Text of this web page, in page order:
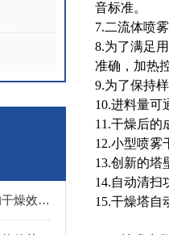
如何提升上海喷雾干燥机的干燥效率与产品质量
音标准。
7.二流体喷
8.为了满足
准确，加热
9.为了保持
10.进料量可
11.干燥后的
12.小型喷雾
13.创新的塔
14.自动清扫
15.干燥塔自